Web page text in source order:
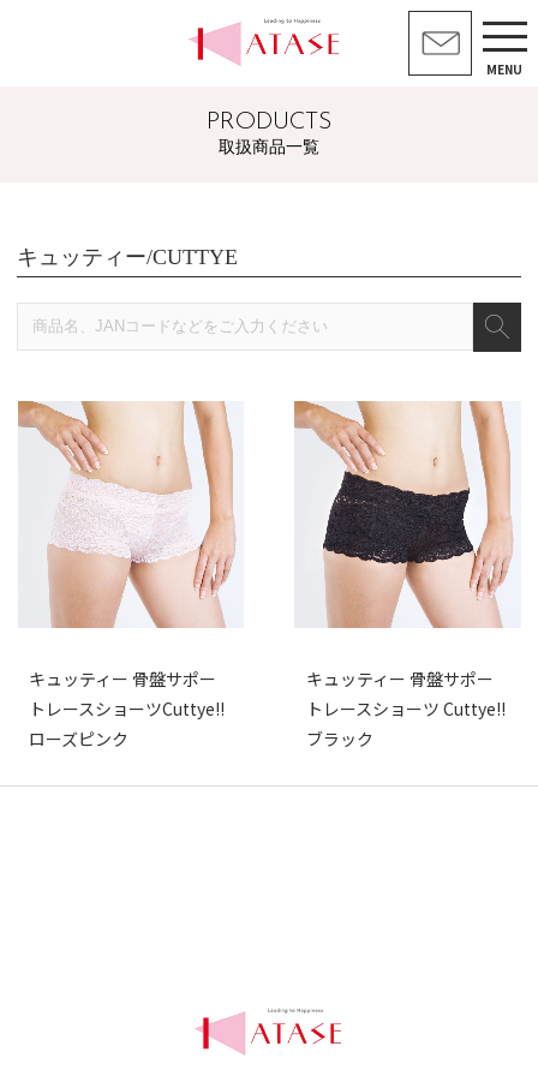
MENU
PRODUCTS
取扱商品一覧
キュッティー/CUTTYE
キュッティー 骨盤サポー
トレースショーツCuttye!!
ローズピンク
キュッティー 骨盤サポー
トレースショーツ Cuttye!!
ブラック